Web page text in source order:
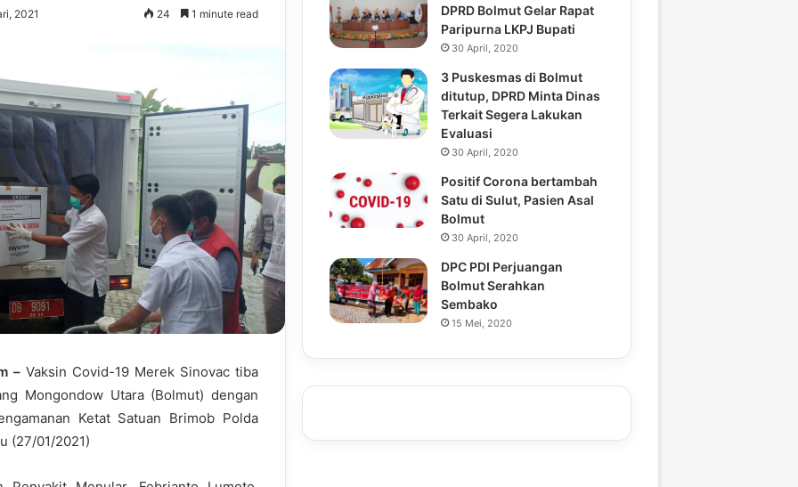
2021 24 1 minute read
– Vaksin Covid-19 Merek Sinovac tiba
Mongondow Utara (Bolmut) dengan
Ketat Satuan Brimob Polda
(27/01/2021)
DPRD Bolmut Gelar Rapat
Paripurna LKPJ Bupati
30 April, 2020
3 Puskesmas di Bolmut
ditutup, DPRD Minta Dinas
Terkait Segera Lakukan
Evaluasi
30 April, 2020
Positif Corona bertambah
Satu di Sulut, Pasien Asal
Bolmut
30 April, 2020
DPC PDI Perjuangan
Bolmut Serahkan
Sembako
15 Mei, 2020